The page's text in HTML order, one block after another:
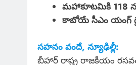
మహాకూటమికి 118
కాబోయే సీఎం యంగ్
సహనం వందే, న్యూఢిల్లీ:
బీహార్ రాష్ట్ర రాజకీయం